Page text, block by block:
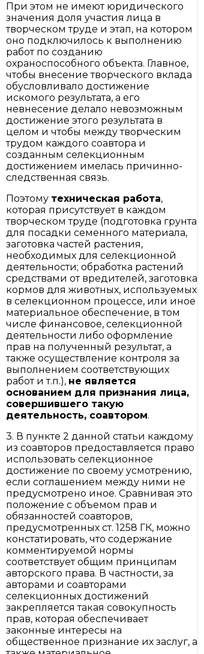
При этом не имеют юридического
значения доля участия лица в
творческом труде и этап, на котором
оно подключилось к выполнению
работ по созданию
охраноспособного объекта. Главное,
чтобы внесение творческого вклада
обусловливало достижение
искомого результата, а его
невнесение делало невозможным
достижение этого результата в
целом и чтобы между творческим
трудом каждого соавтора и
созданным селекционным
достижением имелась причинно-
следственная связь.
Поэтому техническая работа,
которая присутствует в каждом
творческом труде (подготовка грунта
для посадки семенного материала,
заготовка частей растения,
необходимых для селекционной
деятельности; обработка растений
средствами от вредителей, заготовка
кормов для животных, используемых
в селекционном процессе, или иное
материальное обеспечение, в том
числе финансовое, селекционной
деятельности либо оформление
прав на полученный результат, а
также осуществление контроля за
выполнением соответствующих
работ и т.п.), не является
основанием для признания лица,
совершившего такую
деятельность, соавтором.
3. В пункте 2 данной статьи каждому
из соавторов предоставляется право
использовать селекционное
достижение по своему усмотрению,
если соглашением между ними не
предусмотрено иное. Сравнивая это
положение с объемом прав и
обязанностей соавторов,
предусмотренных ст. 1258 ГК, можно
констатировать, что содержание
комментируемой нормы
соответствует общим принципам
авторского права. В частности, за
авторами и соавторами
селекционных достижений
закрепляется такая совокупность
прав, которая обеспечивает
законные интересы на
общественное признание их заслуг, а